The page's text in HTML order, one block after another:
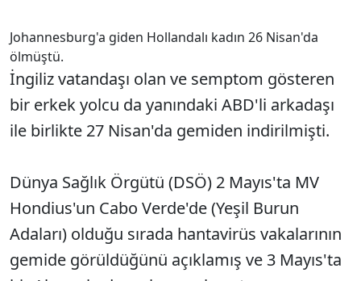
Johannesburg'a giden Hollandalı kadın 26 Nisan'da
ölmüştü.
İngiliz vatandaşı olan ve semptom gösteren
bir erkek yolcu da yanındaki ABD'li arkadaşı
ile birlikte 27 Nisan'da gemiden indirilmişti.
Dünya Sağlık Örgütü (DSÖ) 2 Mayıs'ta MV
Hondius'un Cabo Verde'de (Yeşil Burun
Adaları) olduğu sırada hantavirüs vakalarının
gemide görüldüğünü açıklamış ve 3 Mayıs'ta